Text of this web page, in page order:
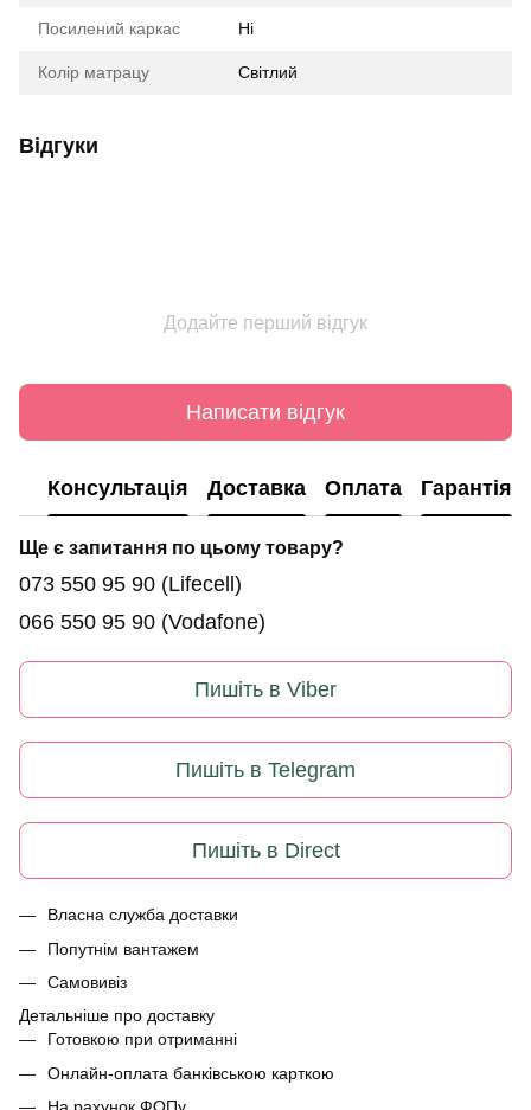
Посилений каркас Ні
Колір матрацу Світлий
Відгуки
Додайте перший відгук
Написати відгук
Консультація Доставка Оплата Гарантія
Ще є запитання по цьому товару?
073 550 95 90 (Lifecell)
066 550 95 90 (Vodafone)
Пишіть в Viber
Пишіть в Telegram
Пишіть в Direct
Власна служба доставки
Попутнім вантажем
Самовивіз
Детальніше про доставку
Готовкою при отриманні
Онлайн-оплата банківською карткою